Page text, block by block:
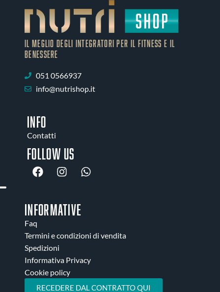
IL MEGLIO DEGLI Integratori PER IL FITNESS E IL
BENESSERE
051 0566937
info@nutrishop.it
INFO
Contatti
Follow us
INFORMATIVE
Faq
Termini e condizioni di vendita
Spedizioni
Informativa Privacy
Cookie policy
RECEDERE DAL CONTRATTO QUI